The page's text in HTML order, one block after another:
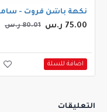
3ملجمنكهة باشن فروت - سامز
75.00 ر.س 80.01 ر.س
اضافة للسلة
التعليقات